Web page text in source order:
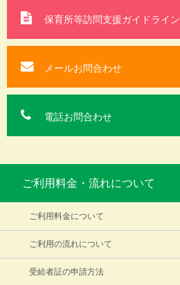
ご利用料金・流れについて
ご利用料金について
ご利用の流れについて
受給者証の申請方法
保育所等訪問支援ガイドライン
メールお問合わせ
電話お問合わせ